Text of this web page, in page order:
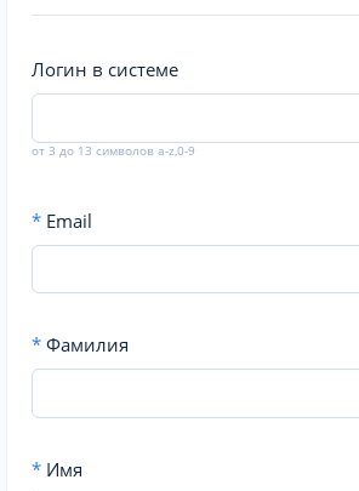
Логин в системе
от 3 до 13 символов a-z,0-9
* Email
* Фамилия
* Имя